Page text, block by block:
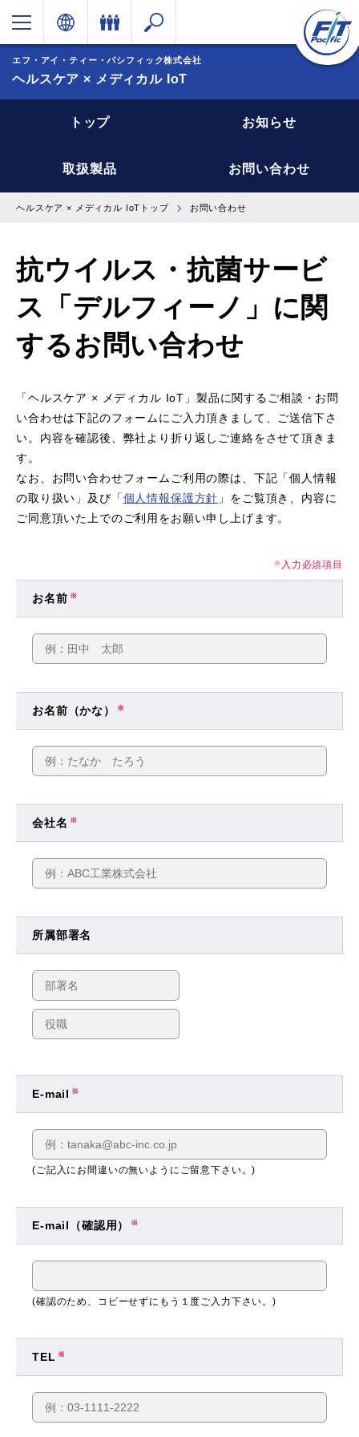
エフ・アイ・ティー・パシフィック株式会社
ヘルスケア × メディカル IoT
トップ お知らせ
取扱製品 お問い合わせ
ヘルスケア × メディカル IoTトップ お問い合わせ
抗ウイルス・抗菌サービ
ス「デルフィーノ」に関
するお問い合わせ
「ヘルスケア × メディカル IoT」製品に関するご相談・お問
い合わせは下記のフォームにご入力頂きまして、ご送信下さ
い。内容を確認後、弊社より折り返しご連絡をさせて頂きま
す。
なお、お問い合わせフォームご利用の際は、下記「個人情報
の取り扱い」及び「個人情報保護方針 」をご覧頂き、内容に
ご同意頂いた上でのご利用をお願い申し上げます。
※ 入力必須項目
お名前 ※
お名前（かな） ※
会社名 ※
所属部署名
E-mail ※
(ご記入にお間違いの無いようにご留意下さい。)
E-mail（確認用） ※
(確認のため、コピーせずにもう１度ご入力下さい。)
TEL ※